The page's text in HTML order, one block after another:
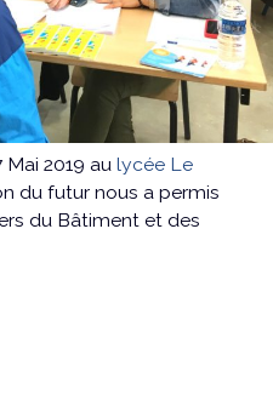
2019 au lycée Le
du futur nous a permis
du Bâtiment et des